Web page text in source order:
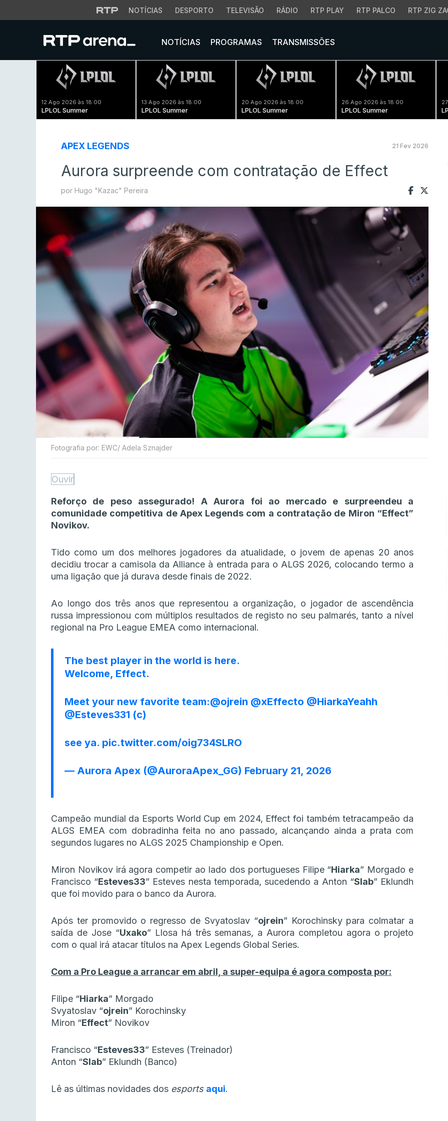
NOTÍCIAS DESPORTO TELEVISÃO RÁDIO RTP PLAY RTP PALCO RTP ZIG
NOTÍCIAS PROGRAMAS TRANSMISSÕES
12 Ago 2026 às 18:00
LPLOL Summer
13 Ago 2026 às 18:00
LPLOL Summer
20 Ago 2026 às 18:00
LPLOL Summer
26 Ago 2026 às 18:00
LPLOL Summer
APEX LEGENDS 21 Fev 2026
Aurora surpreende com contratação de Effect
por Hugo "Kazac" Pereira
Fotografia por: EWC/ Adela Sznajder
Ouvir
Reforço de peso assegurado! A Aurora foi ao mercado e surpreendeu a
comunidade competitiva de Apex Legends com a contratação de Miron “Effect”
Novikov.
Tido como um dos melhores jogadores da atualidade, o jovem de apenas 20 anos
decidiu trocar a camisola da Alliance à entrada para o ALGS 2026, colocando termo a
uma ligação que já durava desde finais de 2022.
Ao longo dos três anos que representou a organização, o jogador de ascendência
russa impressionou com múltiplos resultados de registo no seu palmarés, tanto a nível
regional na Pro League EMEA como internacional.
The best player in the world is here.
Welcome, Effect.
Meet your new favorite team:@ojrein @xEffecto @HiarkaYeahh
@Esteves331 (c)
see ya. pic.twitter.com/oig734SLRO
— Aurora Apex (@AuroraApex_GG) February 21, 2026
Campeão mundial da Esports World Cup em 2024, Effect foi também tetracampeão da
ALGS EMEA com dobradinha feita no ano passado, alcançando ainda a prata com
segundos lugares no ALGS 2025 Championship e Open.
Miron Novikov irá agora competir ao lado dos portugueses Filipe “Hiarka” Morgado e
Francisco “Esteves33” Esteves nesta temporada, sucedendo a Anton “Slab” Eklundh
que foi movido para o banco da Aurora.
Após ter promovido o regresso de Svyatoslav “ojrein” Korochinsky para colmatar a
saída de Jose “Uxako” Llosa há três semanas, a Aurora completou agora o projeto
com o qual irá atacar títulos na Apex Legends Global Series.
Com a Pro League a arrancar em abril, a super-equipa é agora composta por:
Filipe “Hiarka” Morgado
Svyatoslav “ojrein” Korochinsky
Miron “Effect” Novikov
Francisco “Esteves33” Esteves (Treinador)
Anton “Slab” Eklundh (Banco)
Lê as últimas novidades dos esports aqui.